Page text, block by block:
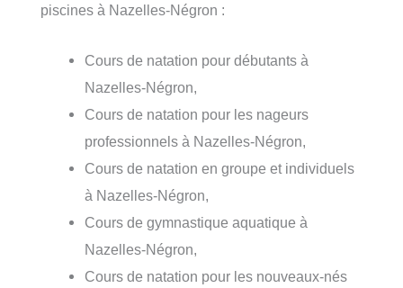
piscines à Nazelles-Négron :
Cours de natation pour débutants à
Nazelles-Négron,
Cours de natation pour les nageurs
professionnels à Nazelles-Négron,
Cours de natation en groupe et individuels
à Nazelles-Négron,
Cours de gymnastique aquatique à
Nazelles-Négron,
Cours de natation pour les nouveaux-nés